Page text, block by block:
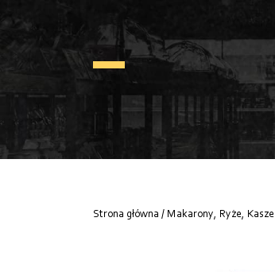
Strona główna / Makarony, Ryże, Kasze